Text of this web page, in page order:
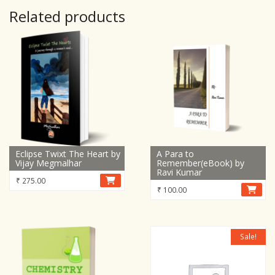
Related products
Eclipse Twixt The Heart by
Vijay Megmalhar
₹ 275.00
A Para to
Remember(eBook) by
Ravi Kumar
₹ 100.00
Sale!